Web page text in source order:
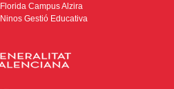
Florida Campus Alzira
Ninos Gestió Educativa